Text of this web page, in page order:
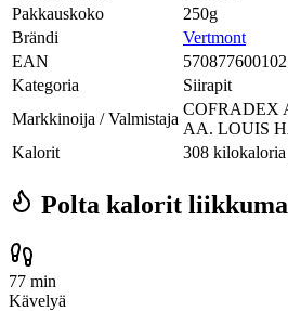
Pakkauskoko
250g
Brändi
Vertmont
EAN
Kategoria
Siirapit
Markkinoija / Valmistaja
COFRADEX
AA. LOUIS
Kalorit
308
Polta kalorit
77 min
Kävelyä